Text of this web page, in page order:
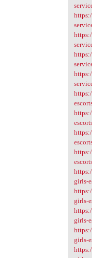
girls-
girls-
girls-
girls-